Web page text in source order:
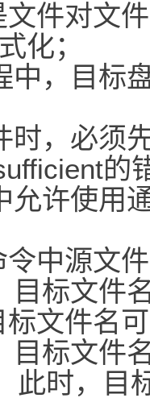
文件对文
化；
中，目标
时，必须
的
允许使用
令中源文
目标文件
标文件名
目标文件
此时，目